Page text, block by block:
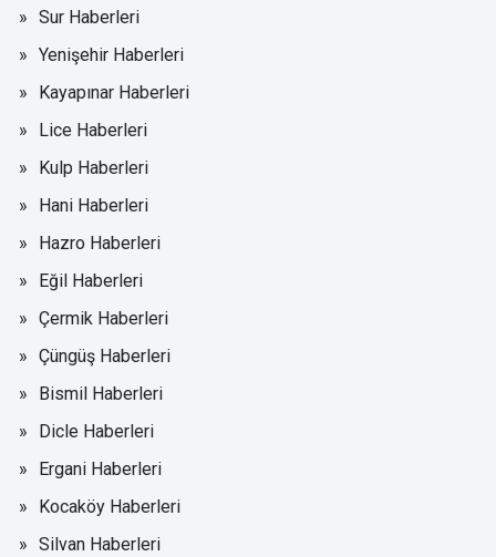
Sur Haberleri
Yenişehir Haberleri
Kayapınar Haberleri
Lice Haberleri
Kulp Haberleri
Hani Haberleri
Hazro Haberleri
Eğil Haberleri
Çermik Haberleri
Çüngüş Haberleri
Bismil Haberleri
Dicle Haberleri
Ergani Haberleri
Kocaköy Haberleri
Silvan Haberleri